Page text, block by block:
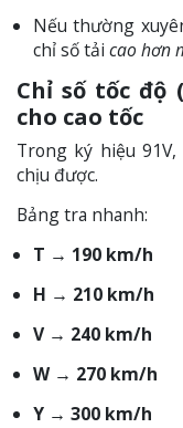
Nếu thường
chỉ số tải cao hơn
Chỉ số tốc độ
cho cao tốc
Trong ký hiệu 91V,
chịu được.
Bảng tra nhanh:
T → 190 km/h
H → 210 km/h
V → 240 km/h
W → 270 km/h
Y → 300 km/h